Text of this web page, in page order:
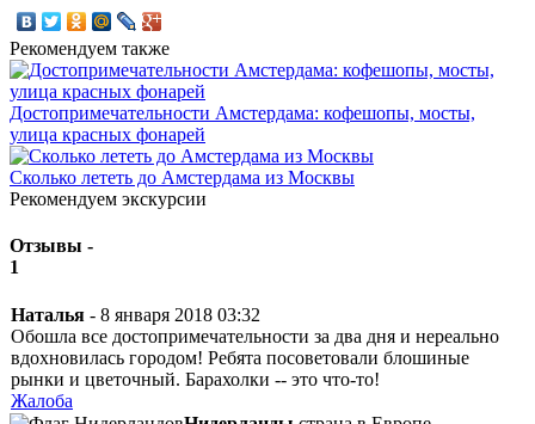
Рекомендуем также
Достопримечательности Амстердама: кофешопы, мосты,
улица красных фонарей
Сколько лететь до Амстердама из Москвы
Рекомендуем экскурсии
Отзывы -
1
Наталья - 8 января 2018 03:32
Обошла все достопримечательности за два дня и нереально
вдохновилась городом! Ребята посоветовали блошиные
рынки и цветочный. Барахолки -- это что-то!
Жалоба